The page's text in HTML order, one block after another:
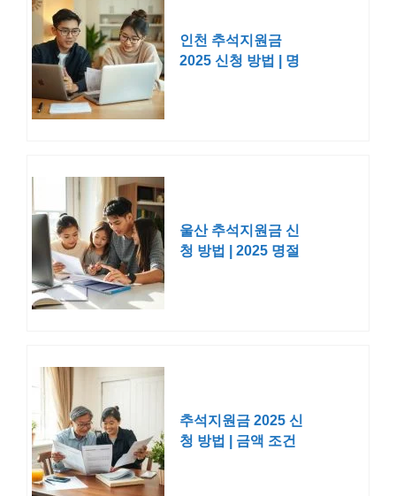
인천 추석지원금
2025 신청 방법 | 명
울산 추석지원금 신
청 방법 | 2025 명절
추석지원금 2025 신
청 방법 | 금액 조건